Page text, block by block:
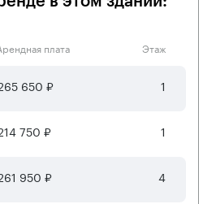
плата Этаж
650 ₽ 1
750 ₽ 1
950 ₽ 4